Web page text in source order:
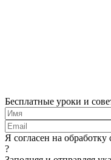
Бесплатные уроки и
Я согласен на
?